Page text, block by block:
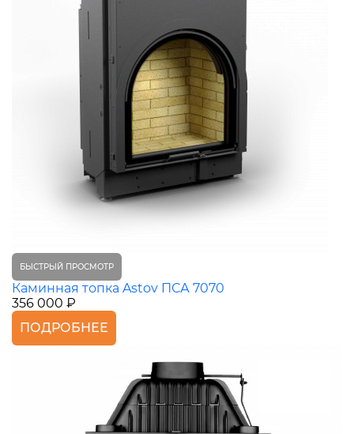
БЫСТРЫЙ ПРОСМОТР
Каминная топка Astov ПСА 7070
356 000 ₽
ПОДРОБНЕЕ